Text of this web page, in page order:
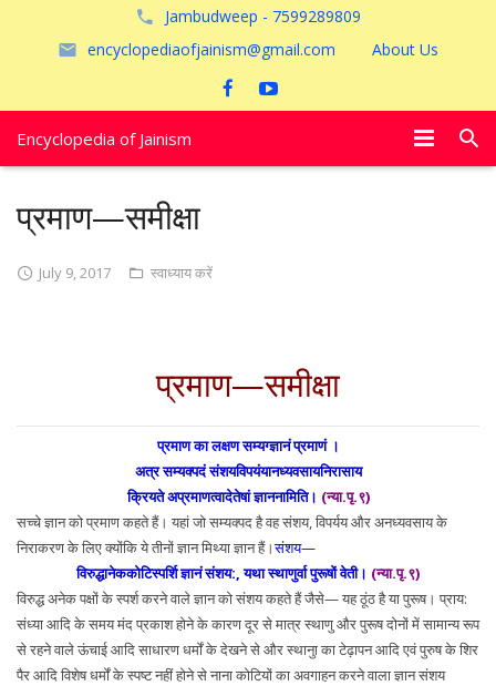
Jambudweep - 7599289809
encyclopediaofjainism@gmail.com
About Us
Encyclopedia of Jainism
पूजायें
प्रमाण—समीक्षा
July 9, 2017 स्वाध्याय करें
प्रमाण—समीक्षा
प्रमाण का लक्षणसम्यग्ज्ञानं प्रमाणं ।
अत्र सम्यक्पदं संशयविपयंयानध्यवसायनिरासाय
क्रियते अप्रमाणत्वादेतेषां ज्ञाननामिति। (न्या.पृ.९)
सच्चे ज्ञान को प्रमाण कहते हैं। यहां जो सम्यक्पद है वह संशय, विपर्यय और अनध्यवसाय के
निराकरण के लिए क्योंकि ये तीनों ज्ञान मिथ्या ज्ञान हैं।संशय—
विरुद्धानेककोटिस्पर्शि ज्ञानं संशय:, यथा स्थाणुर्वा पुरूषों वेती। (न्या.पृ.९)
विरुद्ध अनेक पक्षों के स्पर्श करने वाले ज्ञान को संशय कहते हैं जैसे— यह ठूंठ है या पुरूष। प्राय:
संध्या आदि के समय मंद प्रकाश होने के कारण दूर से मात्र स्थाणु और पुरूष दोनों में सामान्य रूप
से रहने वाले ऊंचाई आदि साधारण धर्मों के देखने से और स्थानुा का टेढ़ापन आदि एवं पुरुष के शिर
पैर आदि विशेष धर्मों के स्पष्ट नहीं होने से नाना कोटियों का अवगाहन करने वाला ज्ञान संशय